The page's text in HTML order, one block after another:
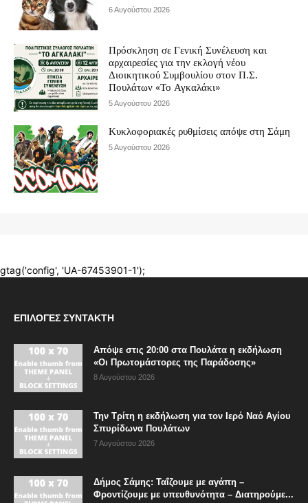
ΕΠΙΛΟΓΈΣ ΣΥΝΤΆΚΤΗ
Απόψε στις 20:00 στα Πουλάτα η εκδήλωση
«Οι Πρωτομάστορες της Παράδοσης»
8 Αυγούστου 2026
Την Τρίτη η εκδήλωση για τον Ιερό Ναό Αγίου
Σπυρίδωνα Πουλάτων
7 Αυγούστου 2026
Δήμος Σάμης: Ταΐζουμε με αγάπη –
Φροντίζουμε με υπευθυνότητα – Διατηρούμε...